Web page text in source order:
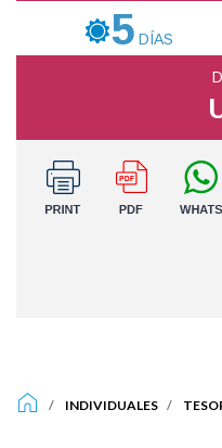
5 DÍAS
INDIVIDUALES